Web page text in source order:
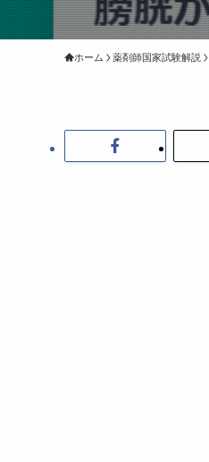
ホーム 薬剤師国家試験解説